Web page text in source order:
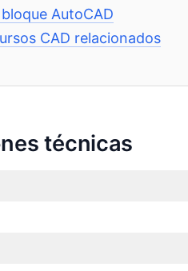
AutoCAD
CAD relacionados
técnicas